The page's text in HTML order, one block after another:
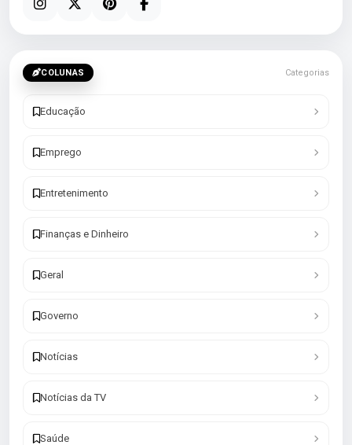
COLUNAS Categorias
Educação
Emprego
Entretenimento
Finanças e Dinheiro
Geral
Governo
Notícias
Notícias da TV
Saúde